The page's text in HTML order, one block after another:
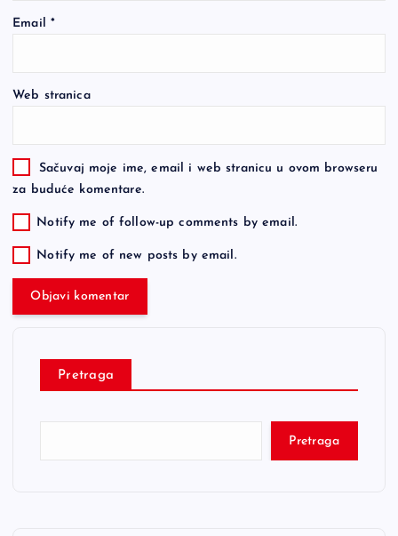
Email *
Web stranica
Sačuvaj moje ime, email i web stranicu u ovom browseru
za buduće komentare.
Notify me of follow-up comments by email.
Notify me of new posts by email.
Pretraga
Pretraga